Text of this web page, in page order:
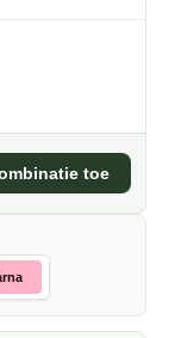
toe